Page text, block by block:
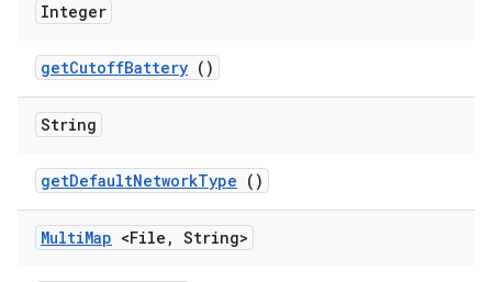
Integer
getCutoffBattery ()
String
getDefaultNetworkType ()
MultiMap <File , String>